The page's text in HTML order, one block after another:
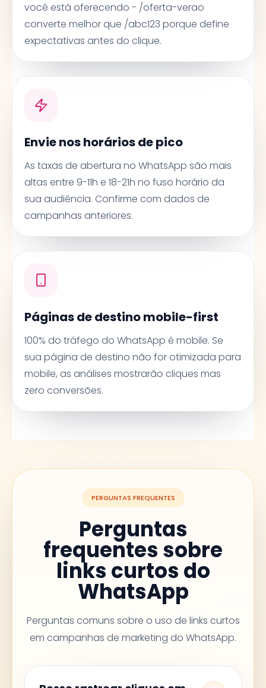
você está oferecendo - /oferta-verao
converte melhor que /abc123 porque define
expectativas antes do clique.
Envie nos horários de pico
As taxas de abertura no WhatsApp são mais
altas entre 9-11h e 18-21h no fuso horário da
sua audiência. Confirme com dados de
campanhas anteriores.
Páginas de destino mobile-first
100% do tráfego do WhatsApp é mobile. Se
sua página de destino não for otimizada para
mobile, as análises mostrarão cliques mas
zero conversões.
PERGUNTAS FREQUENTES
Perguntas
frequentes sobre
links curtos do
WhatsApp
Perguntas comuns sobre o uso de links curtos
em campanhas de marketing do WhatsApp.